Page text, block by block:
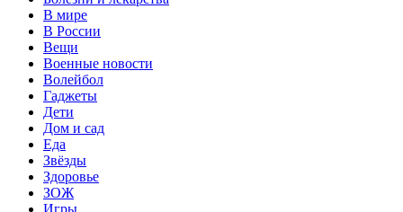
В мире
В России
Вещи
Военные новости
Волейбол
Гаджеты
Дети
Дом и сад
Еда
Звёзды
Здоровье
ЗОЖ
Игры